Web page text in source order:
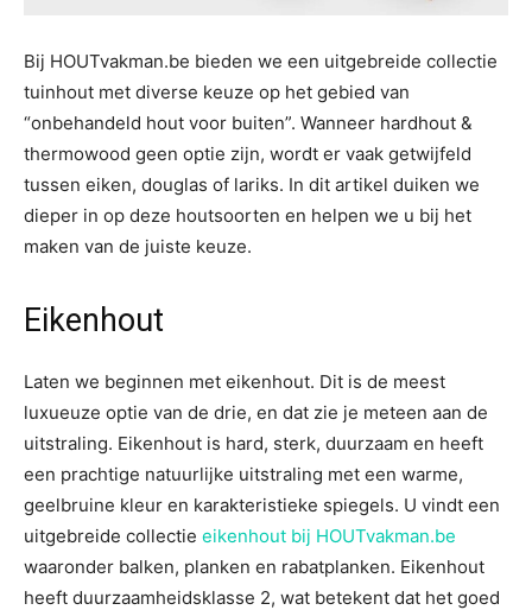
Bij HOUTvakman.be bieden we een uitgebreide collectie
tuinhout met diverse keuze op het gebied van
“onbehandeld hout voor buiten”. Wanneer hardhout &
thermowood geen optie zijn, wordt er vaak getwijfeld
tussen eiken, douglas of lariks. In dit artikel duiken we
dieper in op deze houtsoorten en helpen we u bij het
maken van de juiste keuze.
Eikenhout
Laten we beginnen met eikenhout. Dit is de meest
luxueuze optie van de drie, en dat zie je meteen aan de
uitstraling. Eikenhout is hard, sterk, duurzaam en heeft
een prachtige natuurlijke uitstraling met een warme,
geelbruine kleur en karakteristieke spiegels. U vindt een
uitgebreide collectie eikenhout bij HOUTvakman.be
waaronder balken, planken en rabatplanken. Eikenhout
heeft duurzaamheidsklasse 2, wat betekent dat het goed